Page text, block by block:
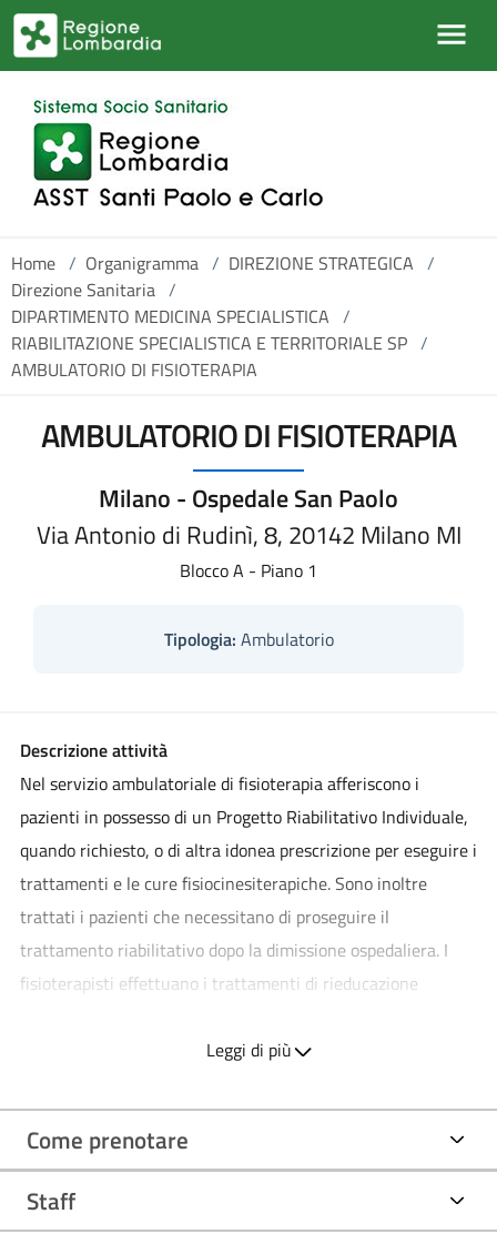
Salta al contenuto principale
Home / Organigramma / DIREZIONE STRATEGICA /
Direzione Sanitaria /
DIPARTIMENTO MEDICINA SPECIALISTICA /
RIABILITAZIONE SPECIALISTICA E TERRITORIALE SP /
AMBULATORIO DI FISIOTERAPIA
AMBULATORIO DI FISIOTERAPIA
Milano - Ospedale San Paolo
Via Antonio di Rudinì, 8, 20142 Milano MI
Blocco A - Piano 1
Tipologia: Ambulatorio
Descrizione attività
Nel servizio ambulatoriale di fisioterapia afferiscono i
pazienti in possesso di un Progetto Riabilitativo Individuale,
quando richiesto, o di altra idonea prescrizione per eseguire i
trattamenti e le cure fisiocinesiterapiche. Sono inoltre
trattati i pazienti che necessitano di proseguire il
trattamento riabilitativo dopo la dimissione ospedaliera. I
fisioterapisti effettuano i trattamenti di rieducazione
(Meziers, ETC, RPG, Maitland, Linfodrenaggio Manuale
anche trattamenti in piccoli gruppi per problematiche del
rachide cervicale e lombare. Nello stesso servizio si
ultrasuonoterapia, onde d’urto, pressoterapia, laserterapia,
Leggi di più
Come prenotare
Staff